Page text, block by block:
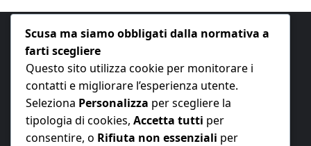
E-mail:redazione@nuovaeconomia.it
Scusa ma siamo obbligati dalla normativa a
farti scegliere
Questo sito utilizza cookie per monitorare i
contatti e migliorare l’esperienza utente.
Seleziona Personalizza per scegliere la
tipologia di cookies, Accetta tutti per
consentire, o Rifiuta non essenziali per